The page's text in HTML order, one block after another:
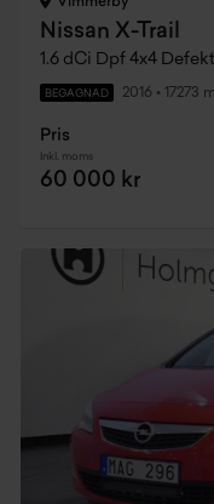
Nissan X-Trail
1.6 dCi Dpf 4x4
BEGAGNAD 2016 • 17273
Pris
Inkl. moms
60 000 kr